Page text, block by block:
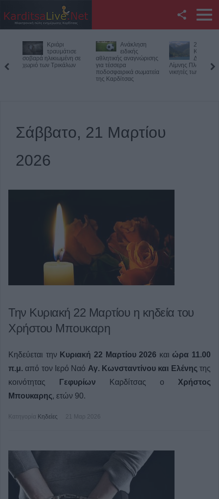
Twitter
YouTube
Επικοινωνία με το
KarditsaLive.Net
Κριάρι
τραυμάτισε
σοβαρά ηλικιωμένη σε
χωριό των Τρικάλων
Ανάκληση
ειδικής
αθλητικής αναγνώρισης
για τέσσερα
ποδοσφαιρικά σωματεία
της Καρδίτσας
27ος
Διάπλους
Λίμνης Πλαστήρα: Οι
νικητές των αγώνων
Σάββατο, 21 Μαρτίου
2026
Την Κυριακή 22 Μαρτίου η κηδεία του
Χρήστου Μπουκαρη
Κηδεύεται την Κυριακή 22 Μαρτίου 2026 και ώρα 11.00
π.μ. από τον Ιερό Ναό Αγ. Κωνσταντίνου και Ελένηςτης
κοινότητας
Γεφυρίων Καρδίτσας ο Χρήστος
Μπουκαρης, ετών 90.
Κατηγορία Κηδείες 21 Μαρ 2026